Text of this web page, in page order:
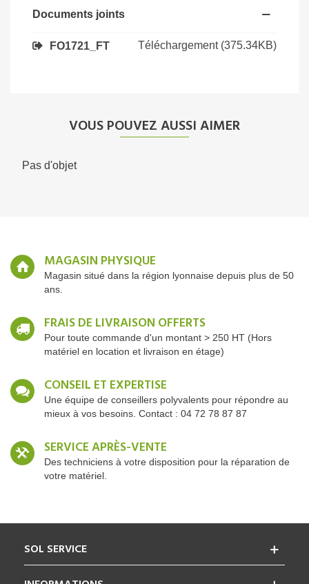
Documents joints
FO1721_FT Téléchargement (375.34KB)
VOUS POUVEZ AUSSI AIMER
Pas d'objet
MAGASIN PHYSIQUE
Magasin situé dans la région lyonnaise depuis plus de 50
ans.
FRAIS DE LIVRAISON OFFERTS
Pour toute commande d'un montant > 250 HT (Hors
matériel en location et livraison en étage)
CONSEIL ET EXPERTISE
Une équipe de conseillers polyvalents pour répondre au
mieux à vos besoins. Contact : 04 72 78 87 87
SERVICE APRÈS-VENTE
Des techniciens à votre disposition pour la réparation de
votre matériel.
SOL SERVICE